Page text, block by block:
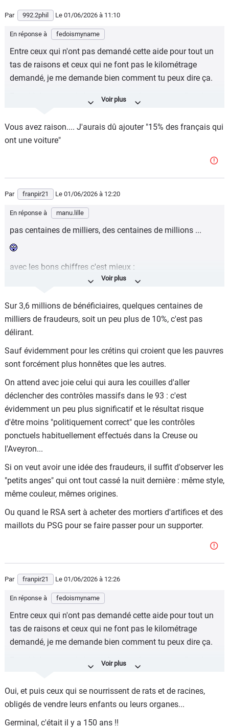
Par 992.2phil Le 01/06/2026 à 11:10
En réponse à fedoismyname
Entre ceux qui n'ont pas demandé cette aide pour tout un
tas de raisons et ceux qui ne font pas le kilométrage
demandé, je me demande bien comment tu peux dire ça.
Et quid de ceux qui n'ont même pas les moyens d'avoir
Vous avez raison.... J'aurais dû ajouter "15% des français qui
ont une voiture"
Par franpir21 Le 01/06/2026 à 12:20
En réponse à manu.lille
pas centaines de milliers, des centaines de millions ...
avec les bons chiffres c'est mieux :
le RSA, d'après la CAF, en 2025 : 1,8 millions de foyers, 3,6
bénéficiaires. Environ 12 milliards par an.
37% d'hommes, 20% de femmes et 32% de femmes
Sur 3,6 millions de bénéficiaires, quelques centaines de
milliers de fraudeurs, soit un peu plus de 10%, c'est pas
délirant.
Sauf évidemment pour les crétins qui croient que les pauvres
sont forcément plus honnêtes que les autres.
On attend avec joie celui qui aura les couilles d'aller
déclencher des contrôles massifs dans le 93 : c'est
évidemment un peu plus significatif et le résultat risque
d'être moins "politiquement correct" que les contrôles
ponctuels habituellement effectués dans la Creuse ou
l'Aveyron...
Si on veut avoir une idée des fraudeurs, il suffit d'observer les
"petits anges" qui ont tout cassé la nuit dernière : même style,
même couleur, mêmes origines.
Ou quand le RSA sert à acheter des mortiers d'artifices et des
maillots du PSG pour se faire passer pour un supporter.
Par franpir21 Le 01/06/2026 à 12:26
En réponse à fedoismyname
Entre ceux qui n'ont pas demandé cette aide pour tout un
tas de raisons et ceux qui ne font pas le kilométrage
demandé, je me demande bien comment tu peux dire ça.
Et quid de ceux qui n'ont même pas les moyens d'avoir
Oui, et puis ceux qui se nourrissent de rats et de racines,
obligés de vendre leurs enfants ou leurs organes...
Germinal, c'était il y a 150 ans !!